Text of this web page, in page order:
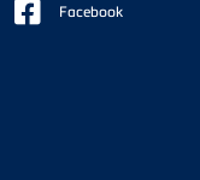
Facebook